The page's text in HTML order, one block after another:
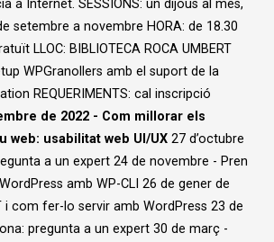
a Internet. SESSIONS: un dijous al mes,
setembre a novembre HORA: de 18.30
LLOC: BIBLIOTECA ROCA UMBERT
WPGranollers amb el suport de la
REQUERIMENTS: cal inscripció
de 2022 - Com millorar els
web: usabilitat web UI/UX 27 d’octubre
a un expert 24 de novembre - Pren
amb WP-CLI 26 de gener de
i com fer-lo servir amb WordPress 23 de
pregunta a un expert 30 de març -